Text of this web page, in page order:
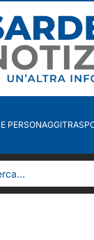
PERSONAGGI